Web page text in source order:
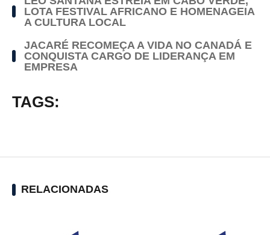
LOTA FESTIVAL AFRICANO E HOMENAGEIA
A CULTURA LOCAL
JACARÉ RECOMEÇA A VIDA NO CANADÁ E
CONQUISTA CARGO DE LIDERANÇA EM
EMPRESA
TAGS:
RELACIONADAS